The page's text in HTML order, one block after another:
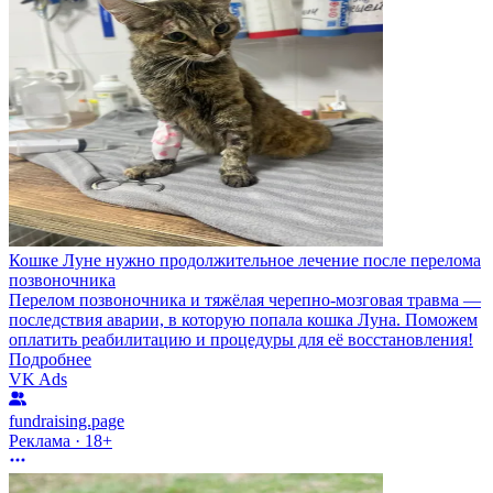
Кошке Луне нужно продолжительное лечение после перелома
позвоночника
Перелом позвоночника и тяжёлая черепно-мозговая травма —
последствия аварии, в которую попала кошка Луна. Поможем
оплатить реабилитацию и процедуры для её восстановления!
Подробнее
VK Ads
fundraising.page
Реклама · 18+